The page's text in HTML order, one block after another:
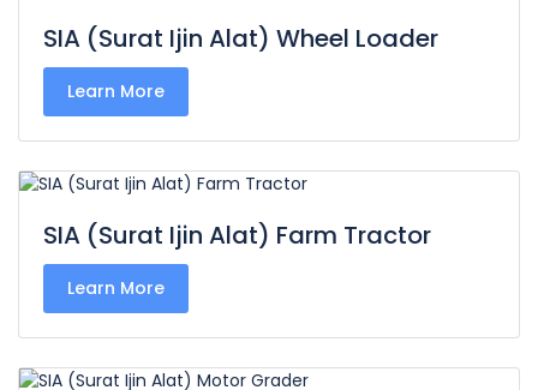
SIA (Surat Ijin Alat) Wheel Loader
Learn More
SIA (Surat Ijin Alat) Farm Tractor
Learn More